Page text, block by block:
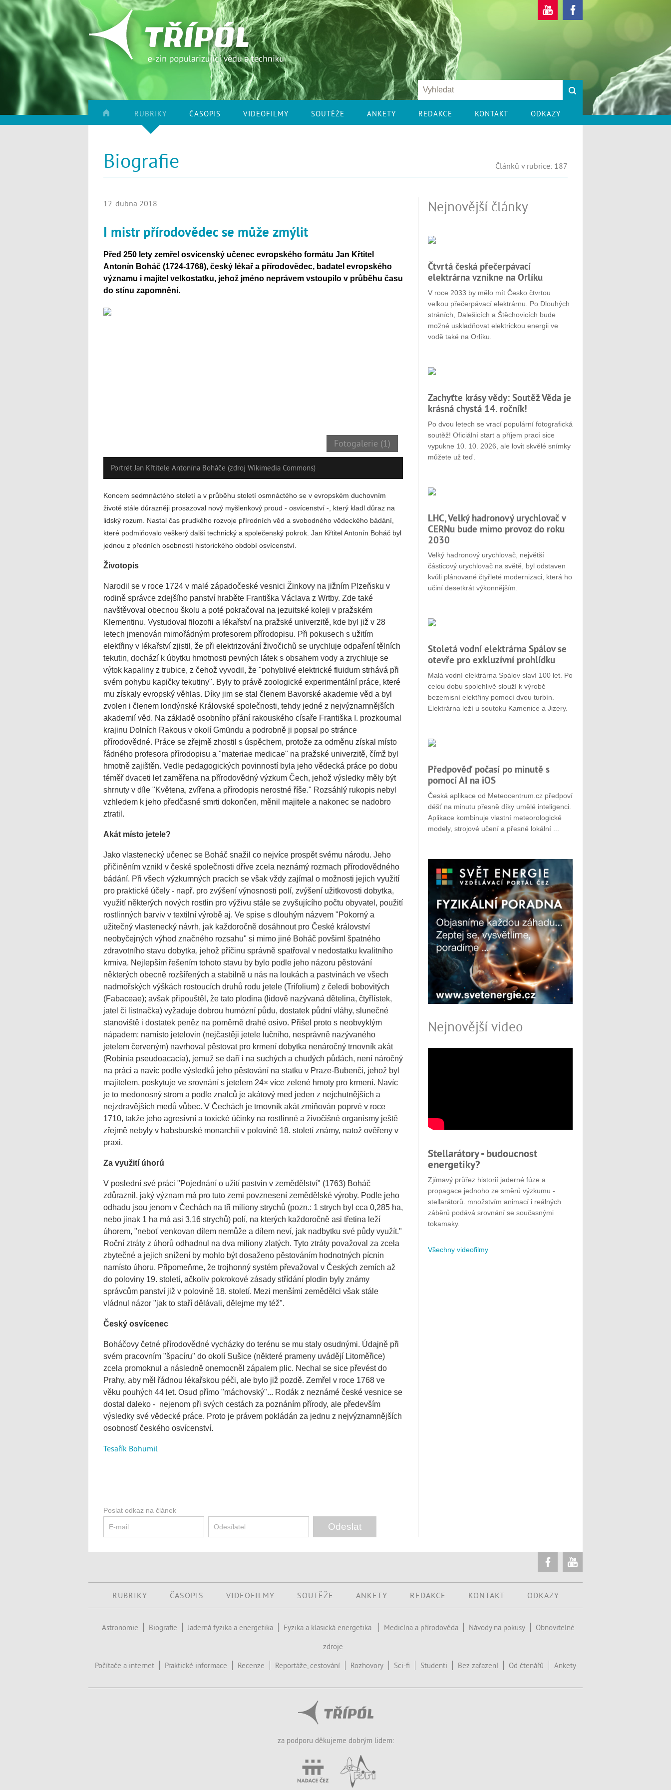
RUBRIKY ČASOPIS VIDEOFILMY SOUTĚŽE ANKETY REDAKCE KONTAKT ODKAZY
Biografie Článků v rubrice: 187
12. dubna 2018
I mistr přírodovědec se může zmýlit
Před 250 lety zemřel osvícenský učenec evropského formátu Jan Křtitel
Antonín Boháč (1724-1768), český lékař a přírodovědec, badatel evropského
významu i majitel velkostatku, jehož jméno neprávem vstoupilo v průběhu času
do stínu zapomnění.
Fotogalerie (1)
Portrét Jan Křtitele Antonína Boháče (zdroj Wikimedia Commons)
Koncem sedmnáctého století a v průběhu století osmnáctého se v evropském duchovním
životě stále důrazněji prosazoval nový myšlenkový proud - osvícenství -, který kladl důraz na
lidský rozum. Nastal čas prudkého rozvoje přírodních věd a svobodného vědeckého bádání,
které podmiňovalo veškerý další technický a společenský pokrok. Jan Křtitel Antonín Boháč byl
jednou z předních osobností historického období osvícenství.
Životopis
Narodil se v roce 1724 v malé západočeské vesnici Žinkovy na jižním Plzeňsku v
rodině správce zdejšího panství hraběte Františka Václava z Wrtby. Zde také
navštěvoval obecnou školu a poté pokračoval na jezuitské koleji v pražském
Klementinu. Vystudoval filozofii a lékařství na pražské univerzitě, kde byl již v 28
letech jmenován mimořádným profesorem přírodopisu. Při pokusech s užitím
elektřiny v lékařství zjistil, že při elektrizování živočichů se urychluje odpaření tělních
tekutin, dochází k úbytku hmotnosti pevných látek s obsahem vody a zrychluje se
výtok kapaliny z trubice, z čehož vyvodil, že "pohyblivé elektrické fluidum strhává při
svém pohybu kapičky tekutiny". Byly to právě zoologické experimentální práce, které
mu získaly evropský věhlas. Díky jim se stal členem Bavorské akademie věd a byl
zvolen i členem londýnské Královské společnosti, tehdy jedné z nejvýznamnějších
akademií věd. Na základě osobního přání rakouského císaře Františka I. prozkoumal
krajinu Dolních Rakous v okolí Gmündu a podrobně ji popsal po stránce
přírodovědné. Práce se zřejmě zhostil s úspěchem, protože za odměnu získal místo
řádného profesora přírodopisu a "materiae medicae" na pražské univerzitě, čímž byl
hmotně zajištěn. Vedle pedagogických povinností byla jeho vědecká práce po dobu
téměř dvaceti let zaměřena na přírodovědný výzkum Čech, jehož výsledky měly být
shrnuty v díle "Květena, zvířena a přírodopis nerostné říše." Rozsáhlý rukopis nebyl
vzhledem k jeho předčasné smrti dokončen, měnil majitele a nakonec se nadobro
ztratil.
Akát místo jetele?
Jako vlastenecký učenec se Boháč snažil co nejvíce prospět svému národu. Jeho
přičiněním vznikl v české společnosti dříve zcela neznámý rozmach přírodovědného
bádání. Při všech výzkumných pracích se však vždy zajímal o možnosti jejich využití
pro praktické účely - např. pro zvýšení výnosnosti polí, zvýšení užitkovosti dobytka,
využití některých nových rostlin pro výživu stále se zvyšujícího počtu obyvatel, použití
rostlinných barviv v textilní výrobě aj. Ve spise s dlouhým názvem "Pokorný a
užitečný vlastenecký návrh, jak každoročně dosáhnout pro České království
neobyčejných výhod značného rozsahu" si mimo jiné Boháč povšiml špatného
zdravotního stavu dobytka, jehož příčinu správně spatřoval v nedostatku kvalitního
krmiva. Nejlepším řešením tohoto stavu by bylo podle jeho názoru pěstování
některých obecně rozšířených a stabilně u nás na loukách a pastvinách ve všech
nadmořských výškách rostoucích druhů rodu jetele (Trifolium) z čeledi bobovitých
(Fabaceae); avšak připouštěl, že tato plodina (lidově nazývaná dětelina, čtyřlístek,
jatel či listnačka) vyžaduje dobrou humózní půdu, dostatek půdní vláhy, slunečné
stanoviště i dostatek peněz na poměrně drahé osivo. Přišel proto s neobvyklým
nápadem: namísto jetelovin (nejčastěji jetele lučního, nesprávně nazývaného
jetelem červeným) navrhoval pěstovat pro krmení dobytka nenáročný trnovník akát
(Robinia pseudoacacia), jemuž se daří i na suchých a chudých půdách, není náročný
na práci a navíc podle výsledků jeho pěstování na statku v Praze-Bubenči, jehož byl
majitelem, poskytuje ve srovnání s jetelem 24× více zelené hmoty pro krmení. Navíc
je to medonosný strom a podle znalců je akátový med jeden z nejchutnějších a
nejzdravějších medů vůbec. V Čechách je trnovník akát zmiňován poprvé v roce
1710, takže jeho agresivní a toxické účinky na rostlinné a živočišné organismy ještě
zřejmě nebyly v habsburské monarchii v polovině 18. století známy, natož ověřeny v
praxi.
Za využití úhorů
V poslední své práci "Pojednání o užití pastvin v zemědělství" (1763) Boháč
zdůraznil, jaký význam má pro tuto zemi povznesení zemědělské výroby. Podle jeho
odhadu jsou jenom v Čechách na tři miliony strychů (pozn.: 1 strych byl cca 0,285 ha,
nebo jinak 1 ha má asi 3,16 strychů) polí, na kterých každoročně asi třetina leží
úhorem, "neboť venkovan dílem nemůže a dílem neví, jak nadbytku své půdy využít."
Roční ztráty z úhorů odhadnul na dva miliony zlatých. Tyto ztráty považoval za zcela
zbytečné a jejich snížení by mohlo být dosaženo pěstováním hodnotných pícnin
namísto úhoru. Připomeňme, že trojhonný systém převažoval v Českých zemích až
do poloviny 19. století, ačkoliv pokrokové zásady střídání plodin byly známy
správcům panství již v polovině 18. století. Mezi menšími zemědělci však stále
vládnul názor "jak to staří dělávali, dělejme my též".
Český osvícenec
Boháčovy četné přírodovědné vycházky do terénu se mu staly osudnými. Údajně při
svém pracovním "špacíru" do okolí Sušice (některé prameny uvádějí Litoměřice)
zcela promoknul a následně onemocněl zápalem plic. Nechal se sice převést do
Prahy, aby měl řádnou lékařskou péči, ale bylo již pozdě. Zemřel v roce 1768 ve
věku pouhých 44 let. Osud přímo "máchovský"... Rodák z neznámé české vesnice se
dostal daleko - nejenom při svých cestách za poznáním přírody, ale především
výsledky své vědecké práce. Proto je právem pokládán za jednu z nejvýznamnějších
osobností českého osvícenství.
Tesařík Bohumil
Poslat odkaz na článek
Nejnovější články
Čtvrtá česká přečerpávací
elektrárna vznikne na Orlíku
V roce 2033 by mělo mít Česko čtvrtou
velkou přečerpávací elektrárnu. Po Dlouhých
stráních, Dalešicích a Štěchovicích bude
možné uskladňovat elektrickou energii ve
vodě také na Orlíku.
Zachyťte krásy vědy: Soutěž Věda je
krásná chystá 14. ročník!
Po dvou letech se vrací populární fotografická
soutěž! Oficiální start a příjem prací sice
vypukne 10. 10. 2026, ale lovit skvělé snímky
můžete už teď.
LHC, Velký hadronový urychlovač v
CERNu bude mimo provoz do roku
2030
Velký hadronový urychlovač, největší
částicový urychlovač na světě, byl odstaven
kvůli plánované čtyřleté modernizaci, která ho
učiní desetkrát výkonnějším.
Stoletá vodní elektrárna Spálov se
otevře pro exkluzívní prohlídku
Malá vodní elektrárna Spálov slaví 100 let. Po
celou dobu spolehlivě slouží k výrobě
bezemisní elektřiny pomocí dvou turbín.
Elektrárna leží u soutoku Kamenice a Jizery.
Předpověď počasí po minutě s
pomocí AI na iOS
Česká aplikace od Meteocentrum.cz předpoví
déšť na minutu přesně díky umělé inteligenci.
Aplikace kombinuje vlastní meteorologické
modely, strojové učení a přesné lokální ...
Nejnovější video
Stellarátory - budoucnost
energetiky?
Zjímavý průřez historií jaderné fúze a
propagace jednoho ze směrů výzkumu -
stellarátorů. množstvím animací i reálných
záběrů podává srovnání se současnými
tokamaky.
Všechny videofilmy
RUBRIKY ČASOPIS VIDEOFILMY SOUTĚŽE ANKETY REDAKCE KONTAKT ODKAZY
Astronomie Biografie Jaderná fyzika a energetika Fyzika a klasická energetika Medicína a přírodověda Návody na pokusy
Obnovitelné
zdroje
Počítače a internet
Praktické informace Recenze Reportáže, cestování Rozhovory Sci-fi Studenti Bez zařazení Od čtenářů Ankety
za podporu děkujeme dobrým lidem: